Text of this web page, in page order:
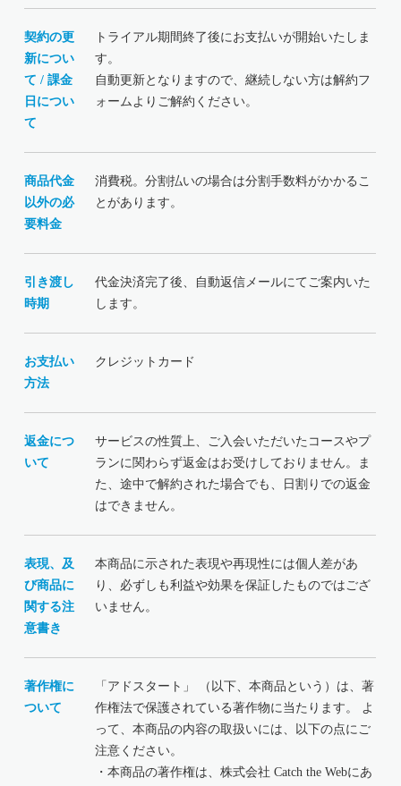
契約の更
新につい
て / 課金
日につい
て
トライアル期間終了後にお支払いが開始いたしま
す。
自動更新となりますので、継続しない方は解約フ
ォームよりご解約ください。
商品代金
以外の必
要料金
消費税。分割払いの場合は分割手数料がかかるこ
とがあります。
引き渡し
時期
代金決済完了後、自動返信メールにてご案内いた
します。
お支払い
方法
クレジットカード
返金につ
いて
サービスの性質上、ご入会いただいたコースやプ
ランに関わらず返金はお受けしておりません。ま
た、途中で解約された場合でも、日割りでの返金
はできません。
表現、及
び商品に
関する注
意書き
本商品に示された表現や再現性には個人差があ
り、必ずしも利益や効果を保証したものではござ
いません。
著作権に
ついて
「アドスタート」 （以下、本商品という）は、著
作権法で保護されている著作物に当たります。 よ
って、本商品の内容の取扱いには、以下の点にご
注意ください。
・本商品の著作権は、株式会社 Catch the Webにあ